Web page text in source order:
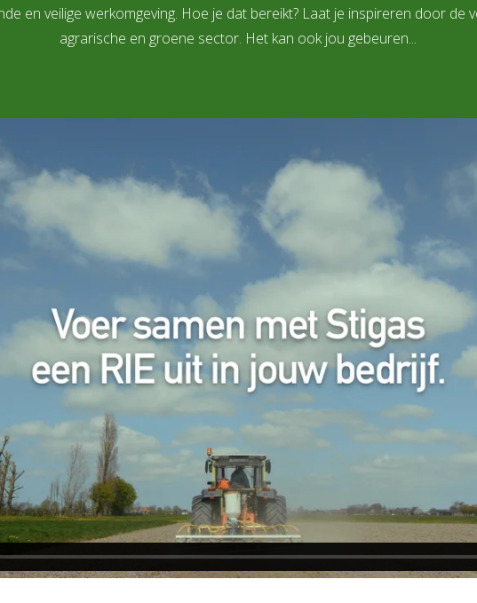
en veilige werkomgeving. Hoe je dat bereikt? Laat je inspireren door de
agrarische en groene sector. Het kan ook jou gebeuren...